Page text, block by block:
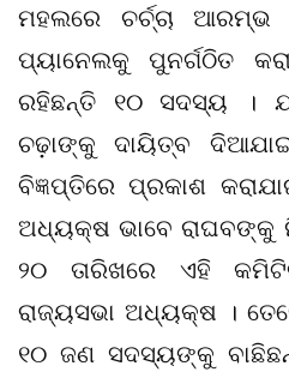
ମହଲରେ ଚର୍ଚ୍ଚା
ପ୍ୟାନେଲକୁ ପୁନର୍ଗଠିତ
ରହିଛନ୍ତି ୧୦ ସଦସ୍ୟ ।
ଚଢ଼ାଙ୍କୁ ଦାୟିତ୍ବ
ବିଜ୍ଞପ୍ତିରେ ପ୍ରକାଶ
ଅଧ୍ୟକ୍ଷ ଭାବେ ରାଘବଙ୍କୁ
୨୦ ତାରିଖରେ ଏହି
ରାଜ୍ୟସଭା ଅଧ୍ୟକ୍ଷ ।
୧୦ ଜଣ ସଦସ୍ୟଙ୍କୁ